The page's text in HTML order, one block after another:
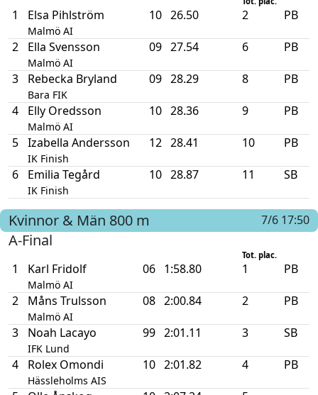
1 Elsa Pihlström
Malmö AI
10 26.50 2 PB
2 Ella Svensson
Malmö AI
09 27.54 6 PB
3 Rebecka Bryland
Bara FIK
09 28.29 8 PB
4 Elly Oredsson
Malmö AI
10 28.36 9 PB
5 Izabella Andersson
IK Finish
12 28.41 10 PB
6 Emilia Tegård
IK Finish
10 28.87 11 SB
Kvinnor & Män 800 m 7/6 17:50
A-Final
Tot. plac.
1 Karl Fridolf
Malmö AI
06 1:58.80 1 PB
2 Måns Trulsson
Malmö AI
08 2:00.84 2 PB
3 Noah Lacayo
IFK Lund
99 2:01.11 3 SB
4 Rolex Omondi
Hässleholms AIS
10 2:01.82 4 PB